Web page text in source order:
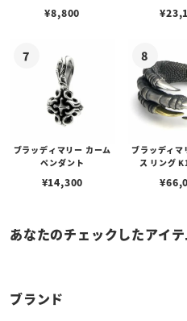
¥8,800 ¥
ブラッディマリー カーム
ペンダント
¥14,300
ブラッディマ
ス リング
¥
あなたのチェックしたアイテ
ブランド